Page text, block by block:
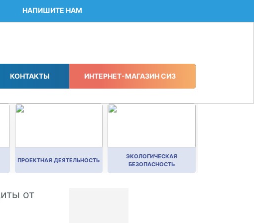
НАПИШИТЕ НАМ
КОНТАКТЫ ИНТЕРНЕТ-МАГАЗИН СИЗ
ПРОЕКТНАЯ ДЕЯТЕЛЬНОСТЬ
ЭКОЛОГИЧЕСКАЯ
БЕЗОПАСНОСТЬ
от